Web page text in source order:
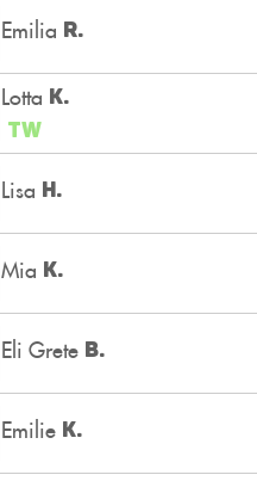
Emilia R.
Lotta K.
TW
Lisa H.
Mia K.
Eli Grete B.
Emilie K.